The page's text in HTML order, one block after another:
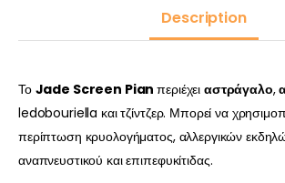
Description
Το Jade Screen Pianπεριέχει αστράγαλο,
ledobouriella και τζίντζερ. Μπορεί να
περίπτωση κρυολογήματος, αλλεργικών
αναπνευστικού και επιπεφυκίτιδας.